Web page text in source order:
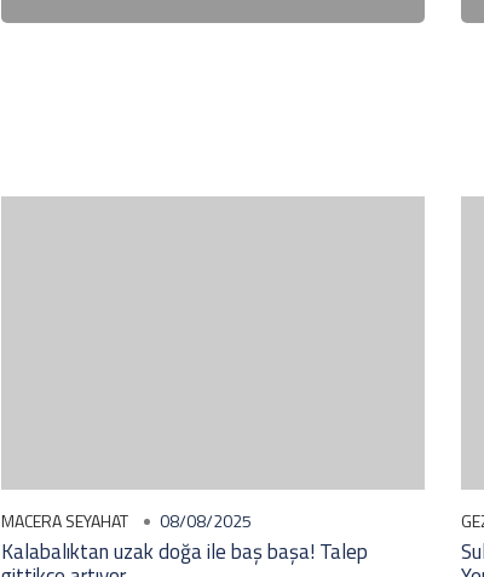
MACERA SEYAHAT 08/08/2025
Kalabalıktan uzak doğa ile baş başa! Talep